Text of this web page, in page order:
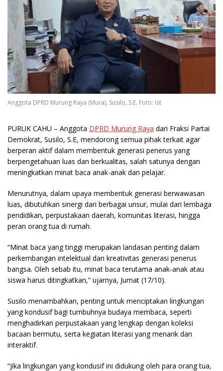
Anggota DPRD Murung Raya (Mura), Susilo, S.E. Foto: Ist
PURUK CAHU – Anggota DPRD Murung Raya dari Fraksi Partai
Demokrat, Susilo, S.E, mendorong semua pihak terkait agar
berperan aktif dalam membentuk generasi penerus yang
berpengetahuan luas dan berkualitas, salah satunya dengan
meningkatkan minat baca anak-anak dan pelajar.
Menurutnya, dalam upaya membentuk generasi berwawasan
luas, dibutuhkan sinergi dari berbagai unsur, mulai dari lembaga
pendidikan, perpustakaan daerah, komunitas literasi, hingga
peran orang tua di rumah.
“Minat baca yang tinggi merupakan landasan penting dalam
perkembangan intelektual dan kreativitas generasi penerus
bangsa. Oleh sebab itu, minat baca terutama anak-anak atau
siswa harus ditingkatkan,” ujarnya, Jumat (17/10).
Susilo menambahkan, penting untuk menciptakan lingkungan
yang kondusif bagi tumbuhnya budaya membaca, seperti
menghadirkan perpustakaan yang lengkap dengan koleksi
bacaan bermutu, serta kegiatan literasi yang menarik dan
interaktif.
“Jika lingkungan yang kondusif ini didukung oleh para orang tua,